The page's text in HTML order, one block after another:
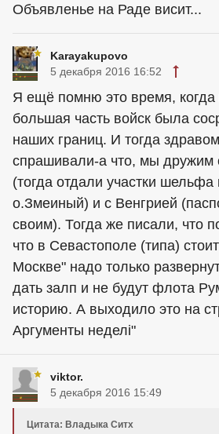
Объявленье на Раде висит...
Karayakupovo
5 декабря 2016 16:52
Я ещё помню это время,
большая часть войск была
наших границ. И тогда
спрашивали-а что, мы дружим
(тогда отдали участки шельфа
о.Змеиный) и с Венгрией
своим). Тогда же писали, что
что в Севастополе (типа)
Москве" надо только
дать залп и не будут флота
историю. А выходило это на
Аргументы неделi"
viktor.
5 декабря 2016 15:49
Цитата: Владыка Ситх